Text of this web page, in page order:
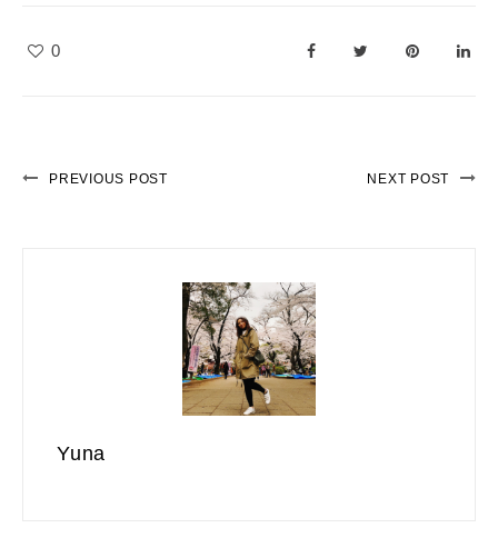
0
PREVIOUS POST NEXT POST
Yuna